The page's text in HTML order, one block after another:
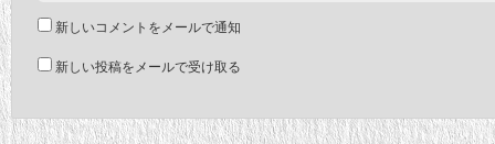
新しいコメントをメールで通知
新しい投稿をメールで受け取る